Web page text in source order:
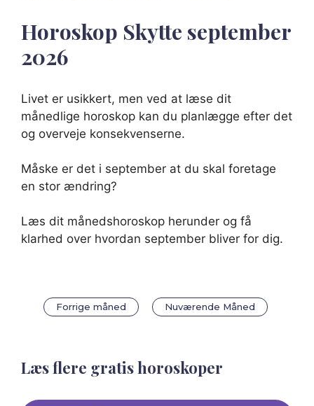
Horoskop Skytte september
2026
Livet er usikkert, men ved at læse dit
månedlige horoskop kan du planlægge efter det
og overveje konsekvenserne.
Måske er det i september at du skal foretage
en stor ændring?
Læs dit månedshoroskop herunder og få
klarhed over hvordan september bliver for dig.
Forrige måned Nuværende Måned
Læs flere gratis horoskoper